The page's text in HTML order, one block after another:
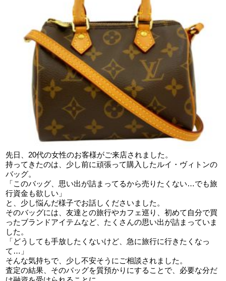
先日、20代の女性のお客様がご来店されました。
持ってきたのは、少し前に頑張って購入したルイ・ヴィトンの
バッグ。
「このバッグ、思い出が詰まってるから売りたくない…でも旅
行資金も欲しい」
と、少し悩んだ様子でお話しくださいました。
そのバッグには、友達との旅行やカフェ巡り、初めて自分で買
ったブランドアイテムなど、たくさんの思い出が詰まっていま
した。
「どうしても手放したくないけど、急に旅行に行きたくなっ
て…」
そんな気持ちで、少し不安そうにご相談されました。
査定の結果、そのバッグを質預かりにすることで、必要な分だ